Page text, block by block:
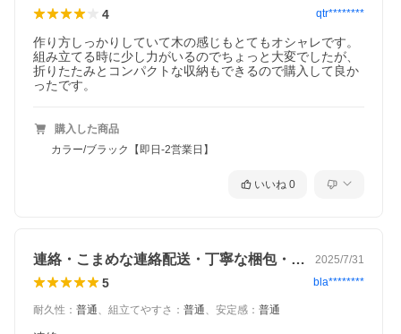
4 qtr********
作り方しっかりしていて木の感じもとてもオシャレです。
組み立てる時に少し力がいるのでちょっと大変でしたが、
折りたたみとコンパクトな収納もできるので購入して良か
ったです。
購入した商品
カラー/ブラック【即日-2営業日】
いいね 0
連絡・こまめな連絡配送・丁寧な梱包・出… 2025/7/31
5 bla********
耐久性 ： 普通、 組立てやすさ ： 普通、 安定感 ： 普通